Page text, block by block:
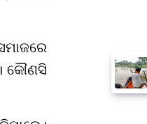
କୌଣସି